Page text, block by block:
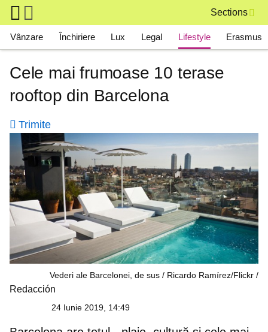
Skip to main content
Sections
Main navigation
Vânzare Închiriere Lux Legal Lifestyle Erasmus
Cele mai frumoase 10 terase
rooftop din Barcelona
Trimite
Vederi ale Barcelonei, de sus / Ricardo Ramírez/Flickr
Redacción
24 Iunie 2019, 14:49